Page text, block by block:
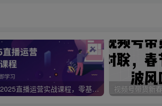
2025直播运营实战课程，零基础入门到流量优化，快速提升直播间表现